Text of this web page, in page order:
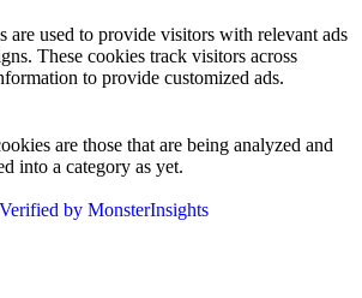
are used to provide visitors with relevant ads
These cookies track visitors across
to provide customized ads.
are those that are being analyzed and
into a category as yet.